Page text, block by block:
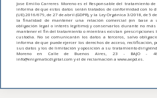
Jose Emilio Carreres Moreno es el Responsable del tratamiento
informa de que estos datos serán tratados de conformidad con lo
(UE) 2016/679, de 27 de abril (GDPR), y la Ley Orgánica 3/2018, de 5
la finalidad de mantener una relación comercial (en base a
obligación legal o interés legítimo) y conservarlos durante no más
mantener el fin del tratamiento o mientras existan prescripciones
custodia. No se comunicarán los datos a terceros, salvo
informa de que puede ejercer los derechos de acceso, rectificación,
sus datos y los de limitación y oposición a su tratamiento
Moreno en Calle de Buenos Aires, 23 - BAJO -
info@enigmaticdigital.com y el de reclamación a www.aepd.es.